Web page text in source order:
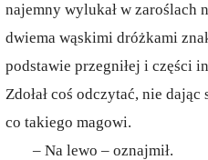
najemny wylukał w zaroślach
dwiema wąskimi dróżkami
podstawie przegniłej i części
Zdołał coś odczytać, nie
co takiego magowi.
– Na lewo – oznajmił.